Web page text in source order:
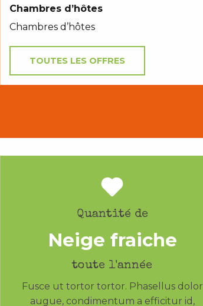
Chambres d’hôtes
Chambres d’hôtes
TOUTES LES OFFRES
Quantité de
Neige fraiche
toute l'année
Fusce ut tortor tortor. Phasellus dolor
augue, condimentum a efficitur id,